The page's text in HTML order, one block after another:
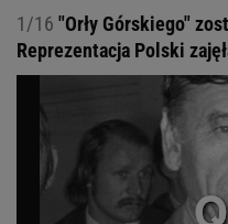
1/16 "Orły Górskiego"
Reprezentacja Polski